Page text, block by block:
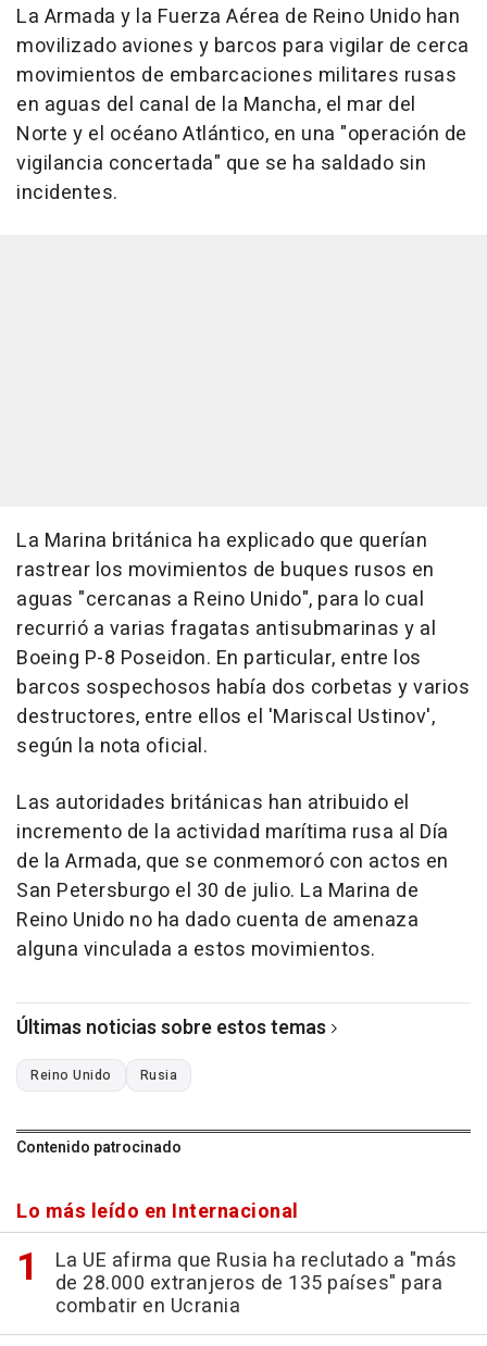
La Armada y la Fuerza Aérea de Reino Unido han
movilizado aviones y barcos para vigilar de cerca
movimientos de embarcaciones militares rusas
en aguas del canal de la Mancha, el mar del
Norte y el océano Atlántico, en una "operación de
vigilancia concertada" que se ha saldado sin
incidentes.
La Marina británica ha explicado que querían
rastrear los movimientos de buques rusos en
aguas "cercanas a Reino Unido", para lo cual
recurrió a varias fragatas antisubmarinas y al
Boeing P-8 Poseidon. En particular, entre los
barcos sospechosos había dos corbetas y varios
destructores, entre ellos el 'Mariscal Ustinov',
según la nota oficial.
Las autoridades británicas han atribuido el
incremento de la actividad marítima rusa al Día
de la Armada, que se conmemoró con actos en
San Petersburgo el 30 de julio. La Marina de
Reino Unido no ha dado cuenta de amenaza
alguna vinculada a estos movimientos.
Últimas noticias sobre estos temas
Reino Unido Rusia
Contenido patrocinado
Lo más leído en Internacional
La UE afirma que Rusia ha reclutado a "más
de 28.000 extranjeros de 135 países" para
combatir en Ucrania